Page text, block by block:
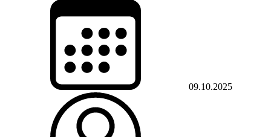
09.10.2025